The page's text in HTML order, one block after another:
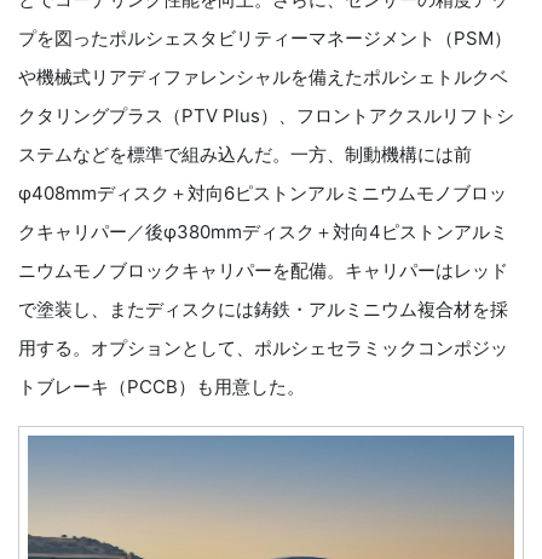
プを図ったポルシェスタビリティーマネージメント（PSM）
や機械式リアディファレンシャルを備えたポルシェトルクベ
クタリングプラス（PTV Plus）、フロントアクスルリフトシ
ステムなどを標準で組み込んだ。一方、制動機構には前
φ408mmディスク＋対向6ピストンアルミニウムモノブロッ
クキャリパー／後φ380mmディスク＋対向4ピストンアルミ
ニウムモノブロックキャリパーを配備。キャリパーはレッド
で塗装し、またディスクには鋳鉄・アルミニウム複合材を採
用する。オプションとして、ポルシェセラミックコンポジッ
トブレーキ（PCCB）も用意した。